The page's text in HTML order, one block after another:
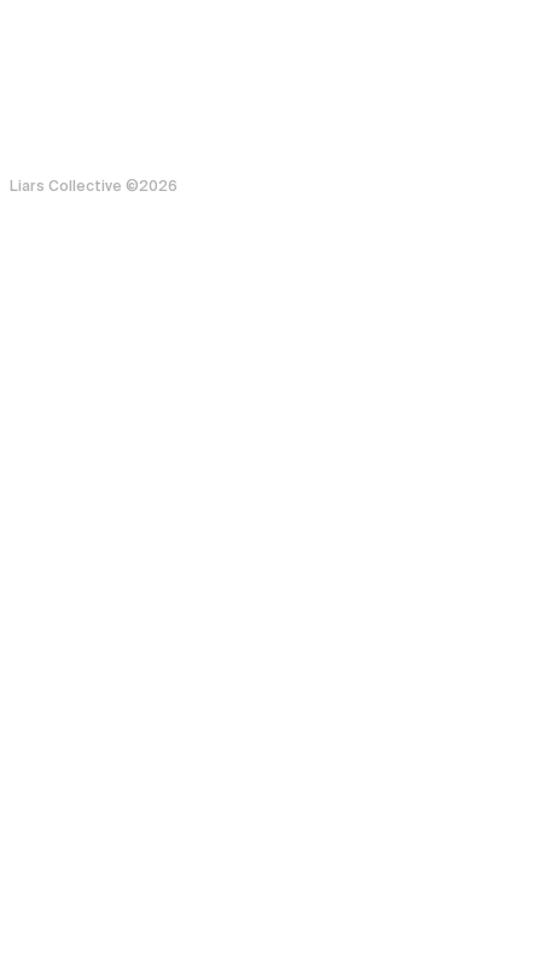
Liars Collective ©2026